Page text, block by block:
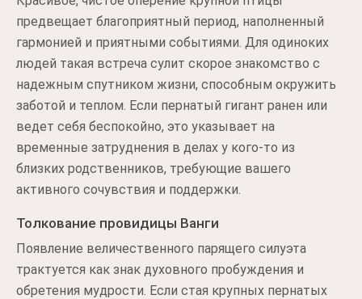
предвещает благоприятный период, наполненный
гармонией и приятными событиями. Для одиноких
людей такая встреча сулит скорое знакомство с
надежным спутником жизни, способным окружить
заботой и теплом. Если пернатый гигант ранен или
ведет себя беспокойно, это указывает на
временные затруднения в делах у кого-то из
близких родственников, требующие вашего
активного сочувствия и поддержки.
Толкование провидицы Ванги
Появление величественного парящего силуэта
трактуется как знак духовного пробуждения и
обретения мудрости. Если стая крупных пернатых